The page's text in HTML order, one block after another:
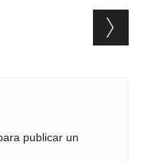
publicar un